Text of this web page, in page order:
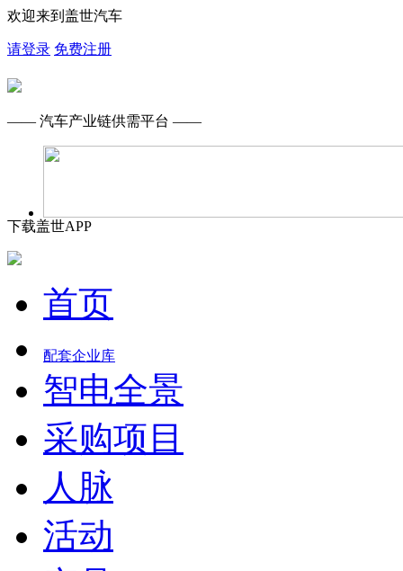
欢迎来到盖世汽车
请登录 免费注册
—— 汽车产业链供需平台 ——
下载盖世APP
首页
配套企业库
智电全景
采购项目
人脉
活动